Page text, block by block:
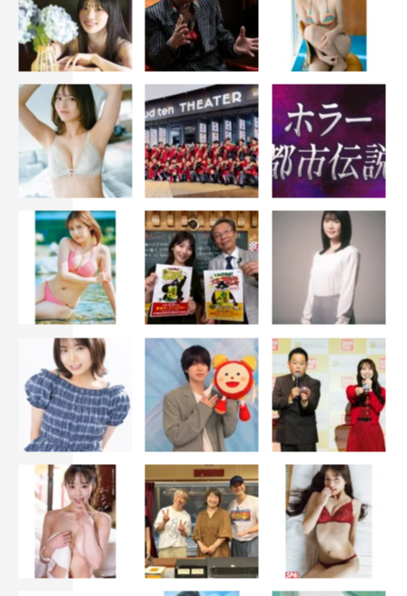
山田：はい。あのシーンは、自分の「俯瞰1割」をはずし
てやってみたんです。大竹しのぶさんが舞台に立つ時はい
つも「役の思い9割、俯瞰1割」の視点を持っているという
お話を以前読んだことがあって、以来ずっとそれを実践し
ているのですが、あのシーンはその感覚をあえて外したん
です。抱えるものが増えていった歳三にとって、あの瞬間
は考えを外すことが大事だった。だから、僕自身も「考え
ないようにする」とすら思わない感覚で、今、鴨に思って
いることだけを全力であそこに出そうと臨みました。一度
レバーをぶち壊して、何が出てくるのかを自分でも楽しん
でいたところがありました。
◆そんな山田さんを間近でご覧になってどう感じられまし
細田：その覇気はもちろん感じましたし、自分としてはお
ふたりのやりとりから目を逸らしちゃいけないなっていう
思いが強くて。土方さんが鴨さんに対してそう思っていた
のもわかるし、その上で自分がとどめを刺したから。自分
のなかで責任感というわけでもないですけれど 、背負わ
なきゃいけないものが増えたっていう感覚もありました。
山田：歳三としても言い過ぎちゃうと、総司が苦しくなる
っていうのもあるしね。